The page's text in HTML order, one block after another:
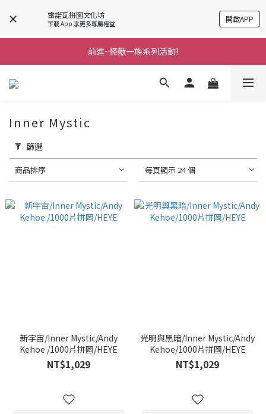
雷諾瓦拼圖文化坊
下載 App 享更多專屬權益 開啟APP
前進~怪獸一族系列活動!
前進~怪獸一族系列活動!
分享美好時光 ∣ APP好友推薦
Inner Mystic
篩選
商品排序 每頁顯示 24 個
新宇宙/Inner Mystic/Andy
Kehoe /1000片拼圖/HEYE
NT$1,029
光明與黑暗/Inner Mystic/Andy
Kehoe/1000片拼圖/HEYE
NT$1,029